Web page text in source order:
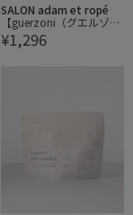
SALON adam et ropé
【guerzoni（グエルゾー
ニ）】有機白ワインビネ
ガー 250ml
¥1,296